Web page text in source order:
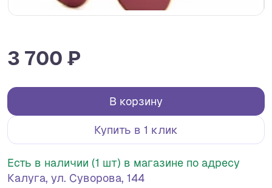
3 700 ₽
В корзину
Купить в 1 клик
Есть в наличии (1 шт) в магазине по адресу
Калуга, ул. Суворова, 144